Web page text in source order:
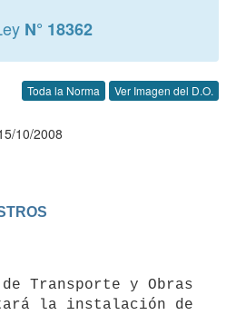
N° 18362
Toda la Norma Ver Imagen del D.O.
10/2008
la instalación de